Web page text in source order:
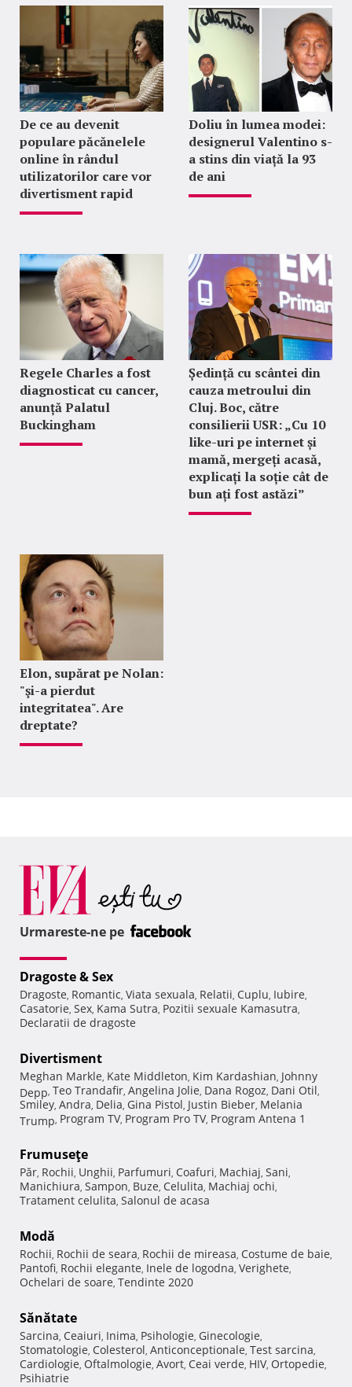
De ce au devenit
populare păcănelele
online în rândul
utilizatorilor care vor
divertisment rapid
Doliu în lumea modei:
designerul Valentino s-
a stins din viață la 93
de ani
Regele Charles a fost
diagnosticat cu cancer,
anunță Palatul
Buckingham
Ședință cu scântei din
cauza metroului din
Cluj. Boc, către
consilierii USR: „Cu 10
like-uri pe internet și
mamă, mergeți acasă,
explicați la soție cât de
bun ați fost astăzi”
Elon, supărat pe Nolan:
"şi-a pierdut
integritatea". Are
dreptate?
Urmareste-ne pe
Dragoste & Sex
Dragoste, Romantic, Viata sexuala, Relatii, Cuplu, Iubire,
Casatorie, Sex, Kama Sutra, Pozitii sexuale Kamasutra,
Declaratii de dragoste
Divertisment
Meghan Markle, Kate Middleton, Kim Kardashian, Johnny
Depp, Teo Trandafir, Angelina Jolie, Dana Rogoz, Dani Otil,
Smiley, Andra, Delia, Gina Pistol, Justin Bieber, Melania
Trump, Program TV, Program Pro TV, Program Antena 1
Frumuseţe
Păr, Rochii, Unghii, Parfumuri, Coafuri, Machiaj, Sani,
Manichiura, Sampon, Buze, Celulita, Machiaj ochi,
Tratament celulita, Salonul de acasa
Modă
Rochii, Rochii de seara, Rochii de mireasa, Costume de baie,
Pantofi, Rochii elegante, Inele de logodna, Verighete,
Ochelari de soare, Tendinte 2020
Sănătate
Sarcina, Ceaiuri, Inima, Psihologie, Ginecologie,
Stomatologie, Colesterol, Anticonceptionale, Test sarcina,
Cardiologie, Oftalmologie, Avort, Ceai verde, HIV, Ortopedie,
Psihiatrie